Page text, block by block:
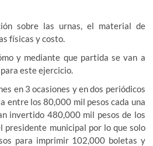
las urnas, el material de
físicas y costo.
y mediante que partida se van a
este ejercicio.
en 3 ocasiones y en dos periódicos
entre los 80,000 mil pesos cada una
invertido 480,000 mil pesos de los
presidente municipal por lo que solo
para imprimir 102,000 boletas y